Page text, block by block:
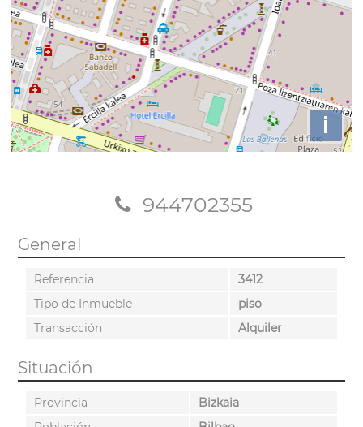
i
944702355
General
Referencia
3412
Tipo de Inmueble
piso
Transacción
Alquiler
Situación
Provincia
Bizkaia